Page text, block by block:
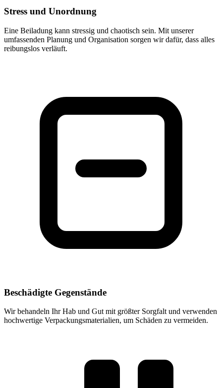
Stress und Unordnung
Eine Beiladung kann stressig und chaotisch sein. Mit unserer
umfassenden Planung und Organisation sorgen wir dafür, dass alles
reibungslos verläuft.
Beschädigte Gegenstände
Wir behandeln Ihr Hab und Gut mit größter Sorgfalt und verwenden
hochwertige Verpackungsmaterialien, um Schäden zu vermeiden.